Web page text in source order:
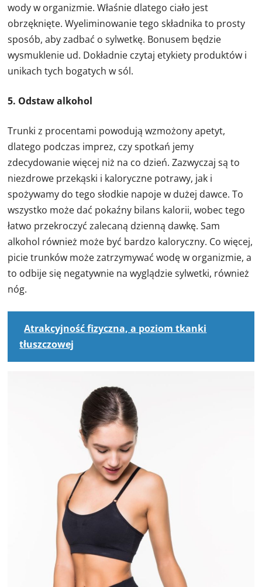
wody w organizmie. Właśnie dlatego ciało jest
obrzęknięte. Wyeliminowanie tego składnika to prosty
sposób, aby zadbać o sylwetkę. Bonusem będzie
wysmuklenie ud. Dokładnie czytaj etykiety produktów i
unikach tych bogatych w sól.
5. Odstaw alkohol
Trunki z procentami powodują wzmożony apetyt,
dlatego podczas imprez, czy spotkań jemy
zdecydowanie więcej niż na co dzień. Zazwyczaj są to
niezdrowe przekąski i kaloryczne potrawy, jak i
spożywamy do tego słodkie napoje w dużej dawce. To
wszystko może dać pokaźny bilans kalorii, wobec tego
łatwo przekroczyć zalecaną dzienną dawkę. Sam
alkohol również może być bardzo kaloryczny. Co więcej,
picie trunków może zatrzymywać wodę w organizmie, a
to odbije się negatywnie na wyglądzie sylwetki, również
nóg.
Atrakcyjność fizyczna, a poziom tkanki
tłuszczowej